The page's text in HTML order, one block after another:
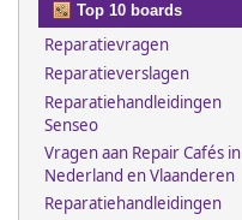
Top 10 boards
Reparatievragen
Reparatieverslagen
Reparatiehandleidingen
Senseo
Vragen aan Repair Cafés in
Nederland en Vlaanderen
Reparatiehandleidingen